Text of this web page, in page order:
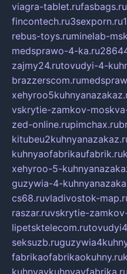
viagra-tablet.rufasbags.ru
fincontech.ru3sexporn.ru
rebus-toys.ruminelab-
medsprawo-4-ka.ru
zajmy24.rutovudyi-4-
brazzerscom.ru
vskrytie-zamkov-
zed-online.rupimchax.ru
kuhnyaofabrikaufabrik.ru
xehyroo-5-
guzywia-4-
cs68.ruvladivostok-
raszar.ruvskrytie-
lipetsktelecom.ru
seksuzb.ru
fabrikaofabrikaokuhny.ru